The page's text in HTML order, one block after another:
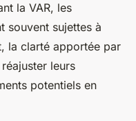
la VAR, les
souvent sujettes à
la clarté apportée par
leurs
potentiels en